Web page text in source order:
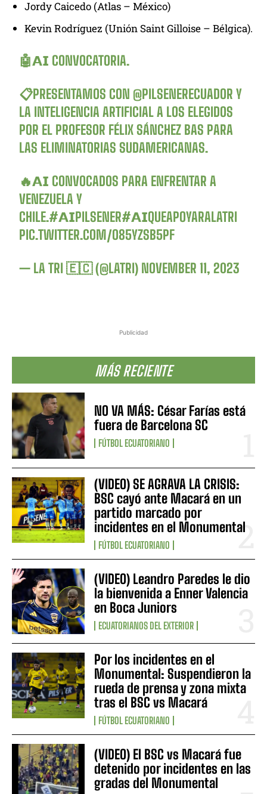
Publicidad
MÁS RECIENTE
NO VA MÁS: César Farías está
fuera de Barcelona SC
FÚTBOL ECUATORIANO
(VIDEO) SE AGRAVA LA CRISIS:
BSC cayó ante Macará en un
partido marcado por
incidentes en el Monumental
FÚTBOL ECUATORIANO
(VIDEO) Leandro Paredes le dio
la bienvenida a Enner Valencia
en Boca Juniors
ECUATORIANOS DEL EXTERIOR
Por los incidentes en el
Monumental: Suspendieron la
rueda de prensa y zona mixta
tras el BSC vs Macará
FÚTBOL ECUATORIANO
(VIDEO) El BSC vs Macará fue
detenido por incidentes en las
gradas del Monumental
Jordy Caicedo (Atlas – México)
Kevin Rodríguez (Unión Saint Gilloise – Bélgica).
🤖𝗔𝗜 CONVOCATORIA.
📋PRESENTAMOS CON @PILSENERECUADOR Y
LA INTELIGENCIA ARTIFICIAL A LOS ELEGIDOS
POR EL PROFESOR FÉLIX SÁNCHEZ BAS PARA
LAS ELIMINATORIAS SUDAMERICANAS.
🔥𝗔𝗜 CONVOCADOS PARA ENFRENTAR A
VENEZUELA Y
CHILE.#𝗔𝗜PILSENER#𝗔𝗜QUEAPOYARALATRI
PIC.TWITTER.COM/O85YZSB5PF
— LA TRI 🇪🇨 (@LATRI) NOVEMBER 11, 2023